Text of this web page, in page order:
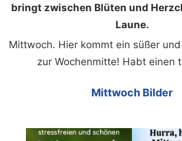
bringt zwischen Blüten und
Laune.
Mittwoch. Hier kommt ein süßer
zur Wochenmitte! Habt einen
Mittwoch Bilder